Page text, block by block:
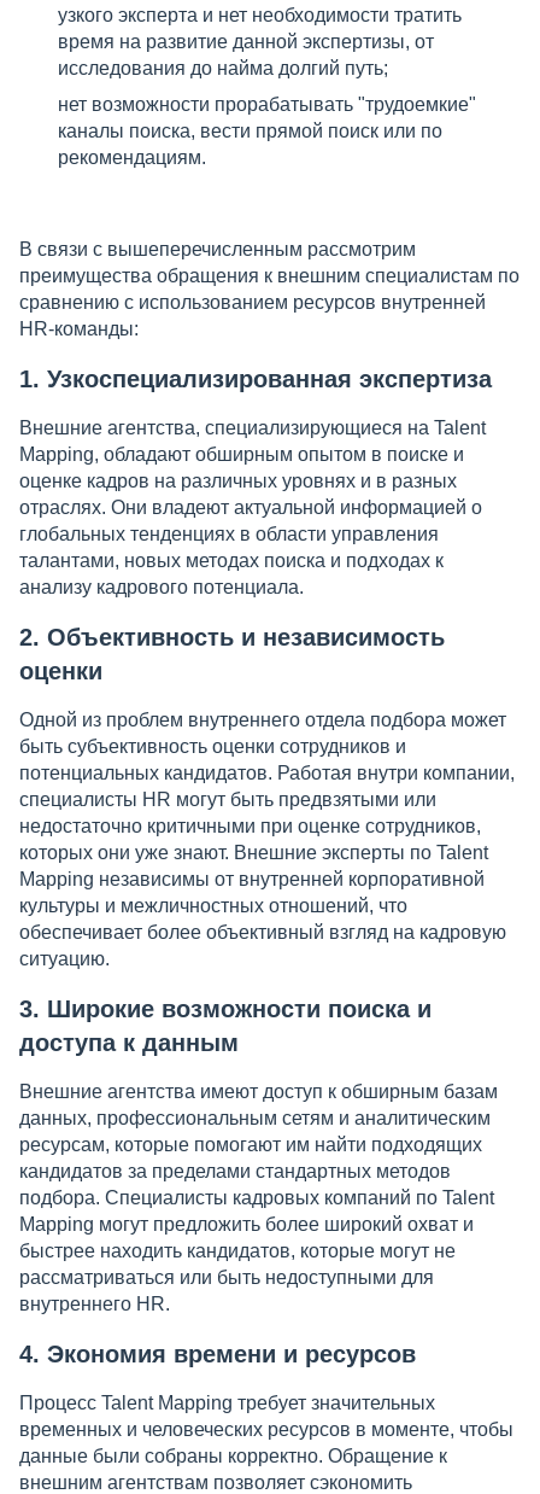
узкого эксперта и нет необходимости тратить
время на развитие данной экспертизы, от
исследования до найма долгий путь;
нет возможности прорабатывать "трудоемкие"
каналы поиска, вести прямой поиск или по
рекомендациям.
В связи с вышеперечисленным рассмотрим
преимущества обращения к внешним специалистам по
сравнению с использованием ресурсов внутренней
HR-команды:
1. Узкоспециализированная экспертиза
Внешние агентства, специализирующиеся на Talent
Mapping, обладают обширным опытом в поиске и
оценке кадров на различных уровнях и в разных
отраслях. Они владеют актуальной информацией о
глобальных тенденциях в области управления
талантами, новых методах поиска и подходах к
анализу кадрового потенциала.
2. Объективность и независимость
оценки
Одной из проблем внутреннего отдела подбора может
быть субъективность оценки сотрудников и
потенциальных кандидатов. Работая внутри компании,
специалисты HR могут быть предвзятыми или
недостаточно критичными при оценке сотрудников,
которых они уже знают. Внешние эксперты по Talent
Mapping независимы от внутренней корпоративной
культуры и межличностных отношений, что
обеспечивает более объективный взгляд на кадровую
ситуацию.
3. Широкие возможности поиска и
доступа к данным
Внешние агентства имеют доступ к обширным базам
данных, профессиональным сетям и аналитическим
ресурсам, которые помогают им найти подходящих
кандидатов за пределами стандартных методов
подбора. Специалисты кадровых компаний по Talent
Mapping могут предложить более широкий охват и
быстрее находить кандидатов, которые могут не
рассматриваться или быть недоступными для
внутреннего HR.
4. Экономия времени и ресурсов
Процесс Talent Mapping требует значительных
временных и человеческих ресурсов в моменте, чтобы
данные были собраны корректно. Обращение к
внешним агентствам позволяет сэкономить